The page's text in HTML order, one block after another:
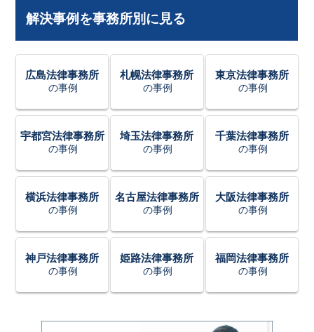
解決事例を事務所別に見る
広島法律事務所
の事例
札幌法律事務所
の事例
東京法律事務所
の事例
宇都宮法律事務所
の事例
埼玉法律事務所
の事例
千葉法律事務所
の事例
横浜法律事務所
の事例
名古屋法律事務所
の事例
大阪法律事務所
の事例
神戸法律事務所
の事例
姫路法律事務所
の事例
福岡法律事務所
の事例